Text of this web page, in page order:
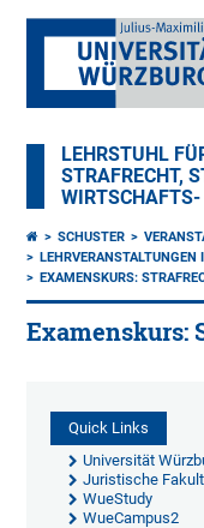
LEHRSTUHL
STRAFRECHT,
WIRTSCHAFTS-
SCHUSTER
EXAMENSKURS:
Examenskurs:
Quick Links
Universität
Juristische
WueStudy
WueCampus2